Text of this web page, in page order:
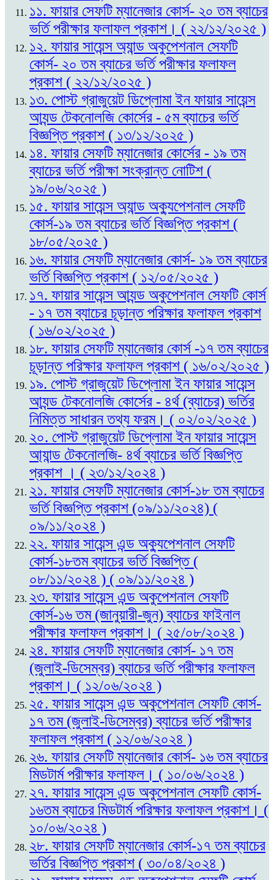
১১. ফায়ার সেফটি ম্যানেজার কোর্স- ২০ তম ব্যাচের
ভর্তি পরীক্ষার ফলাফল প্রকাশ। ( ২২/১২/২০২৫ )
১২. ফায়ার সায়েন্স অ্যান্ড অকুপেশনাল সেফটি
কোর্স- ২০ তম ব্যাচের ভর্তি পরীক্ষার ফলাফল
প্রকাশ ( ২২/১২/২০২৫ )
১৩. পোস্ট গ্রাজুয়েট ডিপ্লোমা ইন ফায়ার সায়েন্স
আ্যন্ড টেকনোলজি কোর্সের - ৫ম ব্যাচের ভর্তি
বিজ্ঞপ্তি প্রকাশ ( ১৩/১২/২০২৫ )
১৪. ফায়ার সেফটি ম্যানেজার কোর্সের - ১৯ তম
ব্যাচের ভর্তি পরীক্ষা সংক্রান্ত নোটিশ (
১৯/০৬/২০২৫ )
১৫. ফায়ার সায়েন্স অ্যান্ড অক্যুপেশনাল সেফটি
কোর্স-১৯ তম ব্যাচের ভর্তি বিজ্ঞপ্তি প্রকাশ (
১৮/০৫/২০২৫ )
১৬. ফায়ার সেফটি ম্যানেজার কোর্স- ১৯ তম ব্যাচের
ভর্তি বিজ্ঞপ্তি প্রকাশ ( ১২/০৫/২০২৫ )
১৭. ফায়ার সায়েন্স আ্যন্ড অকুপেশনাল সেফটি কোর্স
- ১৭ তম ব্যাচের চূড়ান্ত পরিক্ষার ফলাফল প্রকাশ
( ১৬/০২/২০২৫ )
১৮. ফায়ার সেফটি ম্যানেজার কোর্স -১৭ তম ব্যাচের
চূড়ান্ত পরিক্ষার ফলাফল প্রকাশ ( ১৬/০২/২০২৫ )
১৯. পোস্ট গ্রাজুয়েট ডিপ্লোমা ইন ফায়ার সায়েন্স
আ্যন্ড টেকনোলজি কোর্সের - ৪র্থ (ব্যাচের) ভর্তির
নিমিত্ত সাধারন তথ্য ফরম। ( ০২/০২/২০২৫ )
২০. পোস্ট গ্রাজুয়েট ডিপ্লোমা ইন ফায়ার সায়েন্স
আ্যান্ড টেকনোলজি- ৪র্থ ব্যাচের ভর্তি বিজ্ঞপ্তি
প্রকাশ । ( ২৩/১২/২০২৪ )
২১. ফায়ার সেফটি ম্যানেজার কোর্স-১৮ তম ব্যাচের
ভর্তি বিজ্ঞপ্তি প্রকাশ (০৯/১১/২০২৪) (
০৯/১১/২০২৪ )
২২. ফায়ার সায়েন্স এন্ড অক্যুপেশনাল সেফটি
কোর্স-১৮তম ব্যাচের ভর্তি বিজ্ঞপ্তি (
০৮/১১/২০২৪ ) ( ০৯/১১/২০২৪ )
২৩. ফায়ার সায়েন্স এন্ড অকুপেশনাল সেফটি
কোর্স-১৬ তম (জানুয়ারী-জুন) ব্যাচের ফাইনাল
পরীক্ষার ফলাফল প্রকাশ। ( ২৫/০৮/২০২৪ )
২৪. ফায়ার সেফটি ম্যানেজার কোর্স- ১৭ তম
(জুলাই-ডিসেম্বর) ব্যাচের ভর্তি পরীক্ষার ফলাফল
প্রকাশ। ( ১২/০৬/২০২৪ )
২৫. ফায়ার সায়েন্স এন্ড অকুপেশনাল সেফটি কোর্স-
১৭ তম (জুলাই-ডিসেম্বর) ব্যাচের ভর্তি পরীক্ষার
ফলাফল প্রকাশ ( ১২/০৬/২০২৪ )
২৬. ফায়ার সেফটি ম্যানেজার কোর্স- ১৬ তম ব্যাচের
মিডটার্ম পরীক্ষার ফলাফল। ( ১০/০৬/২০২৪ )
২৭. ফায়ার সায়েন্স এন্ড অকুপেশনাল সেফটি কোর্স-
১৬তম ব্যাচের মিডটার্ম পরিক্ষার ফলাফল প্রকাশ। (
১০/০৬/২০২৪ )
২৮. ফায়ার সেফটি ম্যানেজার কোর্স-১৭ তম ব্যাচের
ভর্তির বিজ্ঞপ্তি প্রকাশ ( ৩০/০৪/২০২৪ )